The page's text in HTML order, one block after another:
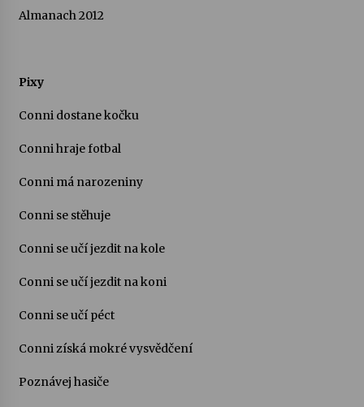
Almanach 2012
Pixy
Conni dostane kočku
Conni hraje fotbal
Conni má narozeniny
Conni se stěhuje
Conni se učí jezdit na kole
Conni se učí jezdit na koni
Conni se učí péct
Conni získá mokré vysvědčení
Poznávej hasiče